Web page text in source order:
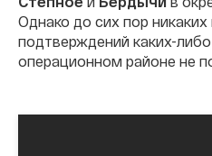
Однако до сих пор никаких
подтверждений каких-
операционном районе не